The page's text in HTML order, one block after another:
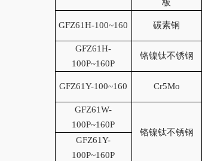
板
GFZ61H-100~160 碳素钢
GFZ61H-
100P~160P
铬镍钛不锈钢
GFZ61Y-100~160 Cr5Mo
GFZ61W-
100P~160P
铬镍钛不锈钢
GFZ61Y-
100P~160P